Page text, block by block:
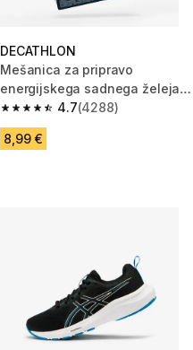
DECATHLON
Mešanica za pripravo
energijskega sadnega želeja,
12 x 25 g 4.7
4.7 od 5 zvezdic from 4288
(4288)
8,99 €